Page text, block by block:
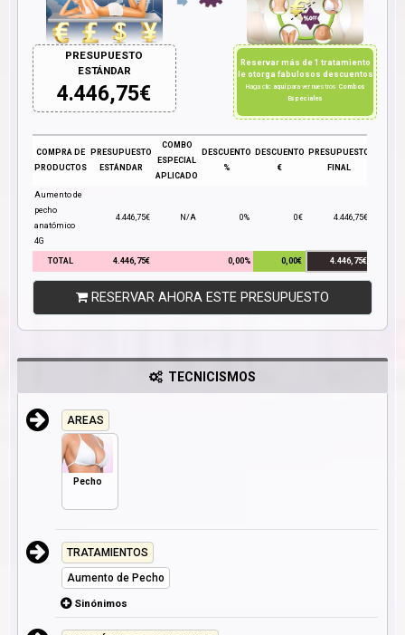
PRESUPUESTO
ESTÁNDAR
4.446,75€
Reservar más de 1 tratamiento
le otorga fabulosos descuentos
Haga clic aquípara ver nuestros Combos
Especiales
COMPRA DE
PRODUCTOS
PRESUPUESTO
ESTÁNDAR
COMBO
ESPECIAL
APLICADO
DESCUENTO
%
DESCUENTO
€
PRESUPUESTO
FINAL
Aumento de
pecho
anatómico
4G
4.446,75€ N/A 0% 0€ 4.446,75€
TOTAL 4.446,75€ 0,00% 0,00€ 4.446,75€
RESERVAR AHORA ESTE PRESUPUESTO
TECNICISMOS
AREAS
Pecho
TRATAMIENTOS
Aumento de Pecho
Sinónimos